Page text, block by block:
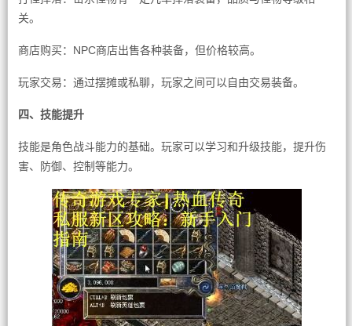
关。
商店购买：NPC商店出售各种装备，但价格较高。
玩家交易：通过摆摊或私聊，玩家之间可以自由交易装备。
四、技能提升
技能是角色战斗能力的基础。玩家可以学习和升级技能，提升伤
害、防御、控制等能力。